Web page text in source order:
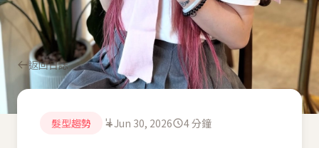
返回日誌
髮型趨勢 Jun 30, 2026 4 分鐘